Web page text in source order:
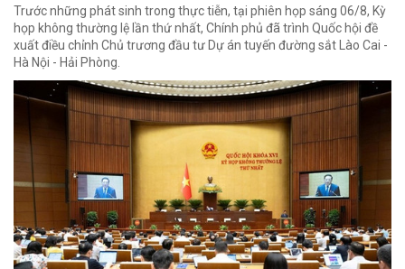
Trước những phát sinh trong thực tiễn, tại phiên họp sáng 06/8, Kỳ
họp không thường lệ lần thứ nhất, Chính phủ đã trình Quốc hội đề
xuất điều chỉnh Chủ trương đầu tư Dự án tuyến đường sắt Lào Cai -
Hà Nội - Hải Phòng.